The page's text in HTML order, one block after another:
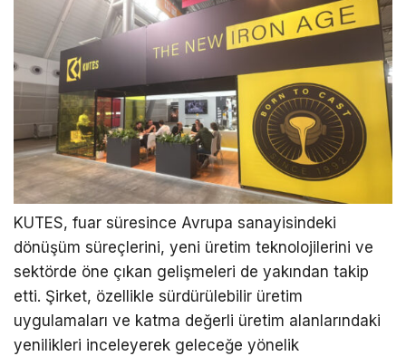
KUTES, fuar süresince Avrupa sanayisindeki
dönüşüm süreçlerini, yeni üretim teknolojilerini ve
sektörde öne çıkan gelişmeleri de yakından takip
etti. Şirket, özellikle sürdürülebilir üretim
uygulamaları ve katma değerli üretim alanlarındaki
yenilikleri inceleyerek geleceğe yönelik